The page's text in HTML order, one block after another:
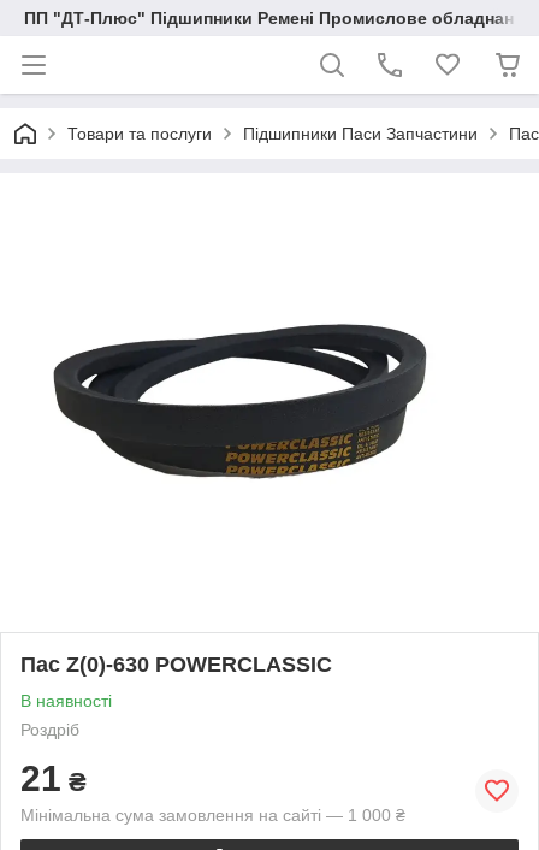
ПП "ДТ-Плюс" Підшипники Ремені Промислове обладнання
Товари та послуги Підшипники Паси Запчастини
Пас Z(0)-630 POWERCLASSIC
В наявності
Роздріб
21 ₴
Мінімальна сума замовлення на сайті — 1 000 ₴